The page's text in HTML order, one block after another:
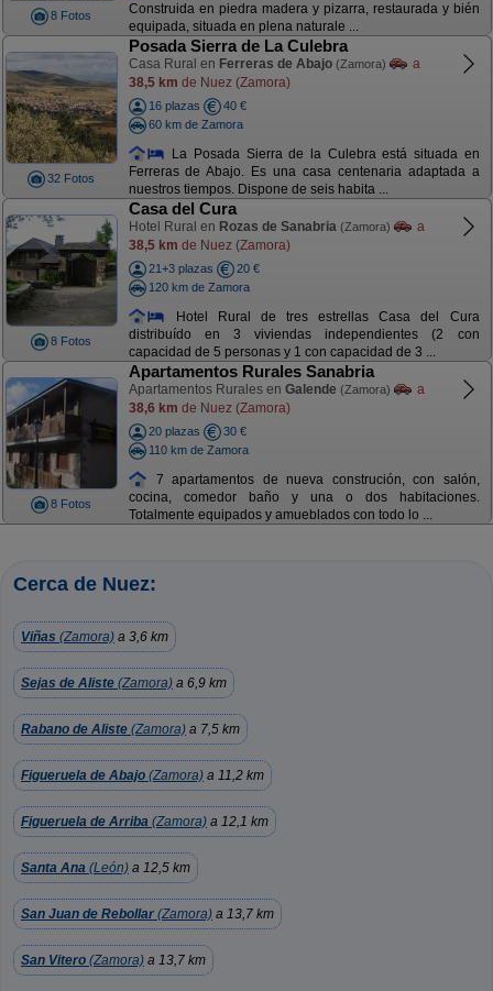
8 Fotos
Construida en piedra madera y pizarra, restaurada y bién
equipada, situada en plena naturale ...
32 Fotos
Posada Sierra de La Culebra
Casa Rural en Ferreras de Abajo (Zamora)
a
38,5 km de Nuez (Zamora)
16 plazas
40 €
60 km de Zamora
La Posada Sierra de la Culebra está situada en
Ferreras de Abajo. Es una casa centenaria adaptada a
nuestros tiempos. Dispone de seis habita ...
8 Fotos
Casa del Cura
Hotel Rural en Rozas de Sanabria (Zamora)
a
38,5 km de Nuez (Zamora)
21+3 plazas
20 €
120 km de Zamora
Hotel Rural de tres estrellas Casa del Cura
distribuído en 3 viviendas independientes (2 con
capacidad de 5 personas y 1 con capacidad de 3 ...
8 Fotos
Apartamentos Rurales Sanabria
Apartamentos Rurales en Galende (Zamora)
a
38,6 km de Nuez (Zamora)
20 plazas
30 €
110 km de Zamora
7 apartamentos de nueva construción, con salón,
cocina, comedor baño y una o dos habitaciones.
Totalmente equipados y amueblados con todo lo ...
Cerca de Nuez:
Viñas (Zamora) a 3,6 km
Sejas de Aliste (Zamora) a 6,9 km
Rabano de Aliste (Zamora) a 7,5 km
Figueruela de Abajo (Zamora) a 11,2 km
Figueruela de Arriba (Zamora) a 12,1 km
Santa Ana (León) a 12,5 km
San Juan de Rebollar (Zamora) a 13,7 km
San Vitero (Zamora) a 13,7 km